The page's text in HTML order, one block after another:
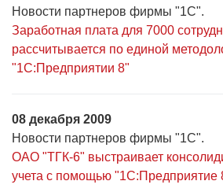
Новости партнеров фирмы "1С".
Заработная плата для 7000
рассчитывается по единой
"1С:Предприятии 8"
08 декабря 2009
Новости партнеров фирмы "1С".
ОАО "ТГК-6" выстраивает
учета с помощью "1С:Предприятие